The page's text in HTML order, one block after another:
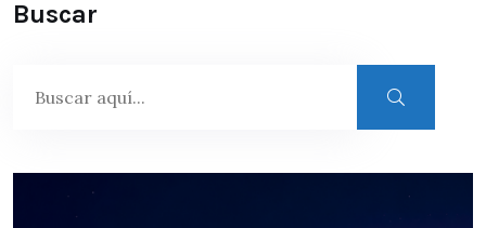
Buscar